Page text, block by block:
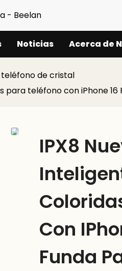
- Beelan
Noticias Acerca de
de cristal
teléfono con iPhone
IPX8
Con
Funda